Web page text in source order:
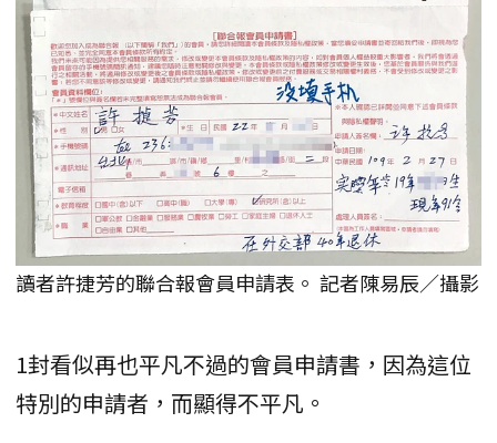
讀者許捷芳的聯合報會員申請表。 記者陳易辰／攝影
1封看似再也平凡不過的會員申請書，因為這位
特別的申請者，而顯得不平凡。